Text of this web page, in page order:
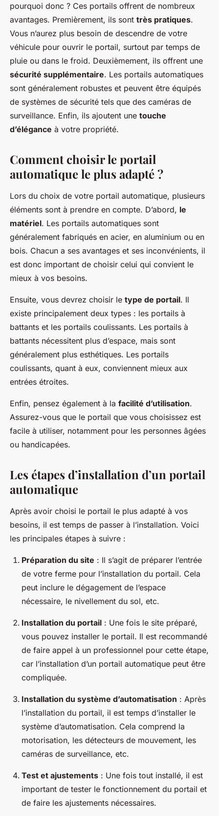
pourquoi donc ? Ces portails offrent de nombreux
avantages. Premièrement, ils sont très pratiques.
Vous n’aurez plus besoin de descendre de votre
véhicule pour ouvrir le portail, surtout par temps de
pluie ou dans le froid. Deuxièmement, ils offrent une
sécurité supplémentaire. Les portails automatiques
sont généralement robustes et peuvent être équipés
de systèmes de sécurité tels que des caméras de
surveillance. Enfin, ils ajoutent une touche
d’élégance à votre propriété.
Comment choisir le portail
automatique le plus adapté ?
Lors du choix de votre portail automatique, plusieurs
éléments sont à prendre en compte. D’abord, le
matériel. Les portails automatiques sont
généralement fabriqués en acier, en aluminium ou en
bois. Chacun a ses avantages et ses inconvénients, il
est donc important de choisir celui qui convient le
mieux à vos besoins.
Ensuite, vous devrez choisir le type de portail. Il
existe principalement deux types : les portails à
battants et les portails coulissants. Les portails à
battants nécessitent plus d’espace, mais sont
généralement plus esthétiques. Les portails
coulissants, quant à eux, conviennent mieux aux
entrées étroites.
Enfin, pensez également à la facilité d’utilisation.
Assurez-vous que le portail que vous choisissez est
facile à utiliser, notamment pour les personnes âgées
ou handicapées.
Les étapes d’installation d’un portail
automatique
Après avoir choisi le portail le plus adapté à vos
besoins, il est temps de passer à l’installation. Voici
les principales étapes à suivre :
Préparation du site : Il s’agit de préparer l’entrée
de votre ferme pour l’installation du portail. Cela
peut inclure le dégagement de l’espace
nécessaire, le nivellement du sol, etc.
Installation du portail : Une fois le site préparé,
vous pouvez installer le portail. Il est recommandé
de faire appel à un professionnel pour cette étape,
car l’installation d’un portail automatique peut être
compliquée.
Installation du système d’automatisation : Après
l’installation du portail, il est temps d’installer le
système d’automatisation. Cela comprend la
motorisation, les détecteurs de mouvement, les
caméras de surveillance, etc.
Test et ajustements : Une fois tout installé, il est
important de tester le fonctionnement du portail et
de faire les ajustements nécessaires.